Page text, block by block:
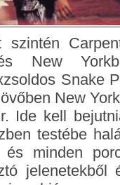
szintén
New
Snake
New
Ide kell
testébe
és minden
jelenetekből